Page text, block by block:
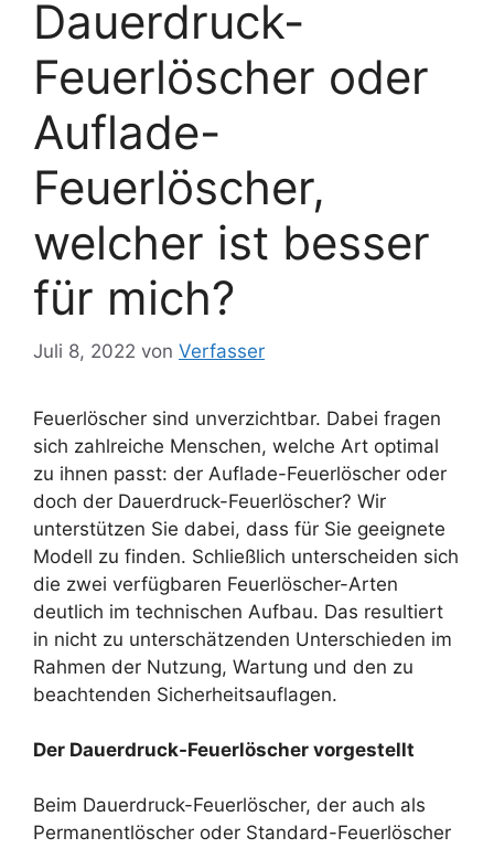
Dauerdruck-
Feuerlöscher oder
Auflade-
Feuerlöscher,
welcher ist besser
für mich?
Juli 8, 2022 von Verfasser
Feuerlöscher sind unverzichtbar. Dabei fragen
sich zahlreiche Menschen, welche Art optimal
zu ihnen passt: der Auflade-Feuerlöscher oder
doch der Dauerdruck-Feuerlöscher? Wir
unterstützen Sie dabei, dass für Sie geeignete
Modell zu finden. Schließlich unterscheiden sich
die zwei verfügbaren Feuerlöscher-Arten
deutlich im technischen Aufbau. Das resultiert
in nicht zu unterschätzenden Unterschieden im
Rahmen der Nutzung, Wartung und den zu
beachtenden Sicherheitsauflagen.
Der Dauerdruck-Feuerlöscher vorgestellt
Beim Dauerdruck-Feuerlöscher, der auch als
Permanentlöscher oder Standard-Feuerlöscher